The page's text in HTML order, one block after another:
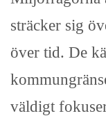
sträcker sig
över tid. De
väldigt